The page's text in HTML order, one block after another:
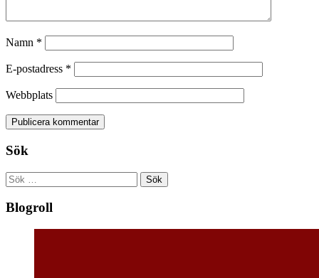
Namn *
E-postadress *
Webbplats
Sök
Sök
efter:
Blogroll